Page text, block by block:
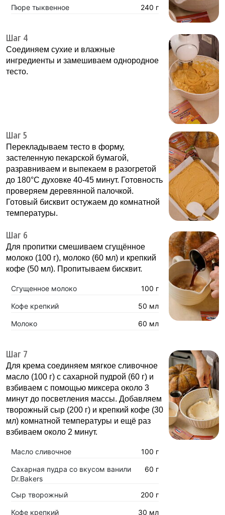
Пюре тыквенное 240 г
Шаг 4
Соединяем сухие и влажные
ингредиенты и замешиваем однородное
тесто.
Шаг 5
Перекладываем тесто в форму,
застеленную пекарской бумагой,
разравниваем и выпекаем в разогретой
до 180°С духовке 40-45 минут. Готовность
проверяем деревянной палочкой.
Готовый бисквит остужаем до комнатной
температуры.
Шаг 6
Для пропитки смешиваем сгущённое
молоко (100 г), молоко (60 мл) и крепкий
кофе (50 мл). Пропитываем бисквит.
Сгущенное молоко 100 г
Кофе крепкий 50 мл
Молоко 60 мл
Шаг 7
Для крема соединяем мягкое сливочное
масло (100 г) с сахарной пудрой (60 г) и
взбиваем с помощью миксера около 3
минут до посветления массы. Добавляем
творожный сыр (200 г) и крепкий кофе (30
мл) комнатной температуры и ещё раз
взбиваем около 2 минут.
Масло сливочное 100 г
Сахарная пудра со вкусом ванили
Dr.Bakers
60 г
Сыр творожный 200 г
Кофе крепкий 30 мл